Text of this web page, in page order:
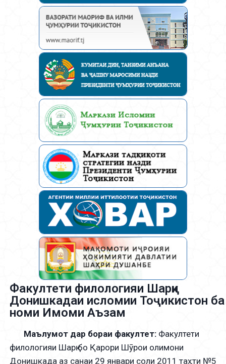
Факултети филологияи Шарқи
Донишкадаи исломии Тоҷикистон ба
номи Имоми Аъзам
Маълумот дар бораи факултет: Факултети
филологияи Шарқ бо Қарори Шӯрои олимони
Донишкада аз санаи 29 январи соли 2011 таҳти №5